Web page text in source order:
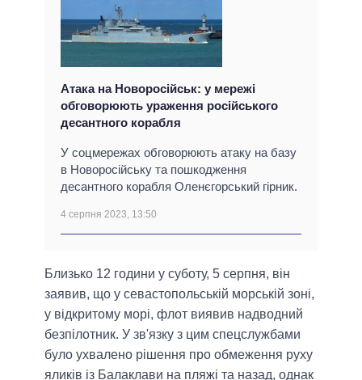
Атака на Новоросійськ: у мережі
обговорюють ураження російського
десантного корабля
У соцмережах обговорюють атаку на базу
в Новоросійську та пошкодження
десантного корабля Оленєгорський гірник.
4 серпня 2023, 13:50
Близько 12 години у суботу, 5 серпня, він
заявив, що у севастопольській морській зоні,
у відкритому морі, флот виявив надводний
безпілотник. У зв'язку з цим спецслужбами
було ухвалено рішення про обмеження руху
яликів із Балаклави на пляжі та назад, однак